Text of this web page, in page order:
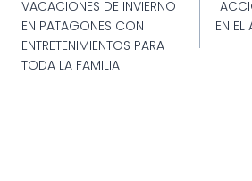
de
entradas
VACACIONES DE INVIERNO
EN PATAGONES CON
ENTRETENIMIENTOS PARA
TODA LA FAMILIA
EN